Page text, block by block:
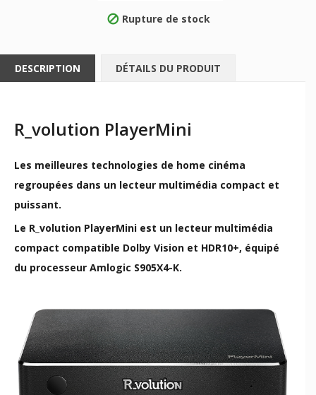
 Rupture de stock
DESCRIPTION DÉTAILS DU PRODUIT
R_volution PlayerMini
​​Les meilleures technologies de home cinéma
regroupées dans un lecteur multimédia compact et
puissant.
Le R_volution PlayerMini est un lecteur multimédia
compact compatible Dolby Vision et HDR10+, équipé
du processeur Amlogic S905X4-K.